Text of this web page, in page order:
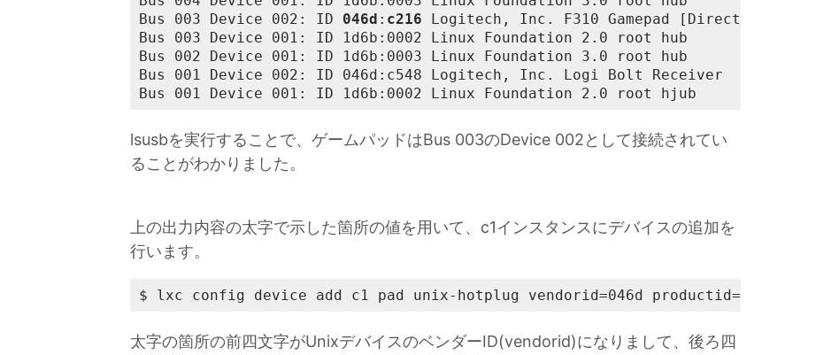
Bus 003 Device 002: ID 046d : c216 Logitech, Inc. F310 Gamepad [DirectInput Mode]
Bus 003 Device 001: ID 1d6b:0002 Linux Foundation 2.0 root hub
Bus 002 Device 001: ID 1d6b:0003 Linux Foundation 3.0 root hub
Bus 001 Device 002: ID 046d:c548 Logitech, Inc. Logi Bolt Receiver
Bus 001 Device 001: ID 1d6b:0002 Linux Foundation 2.0 root hjub
lsusbを実行することで、ゲームパッドはBus 003のDevice 002として接続されてい
ることがわかりました。
上の出力内容の太字で示した箇所の値を用いて、c1インスタンスにデバイスの追加を
行います。
$ lxc config device add c1 pad unix-hotplug vendorid=046d productid=05c4
太字の箇所の前四文字がUnixデバイスのベンダーID(vendorid)になりまして、後ろ四